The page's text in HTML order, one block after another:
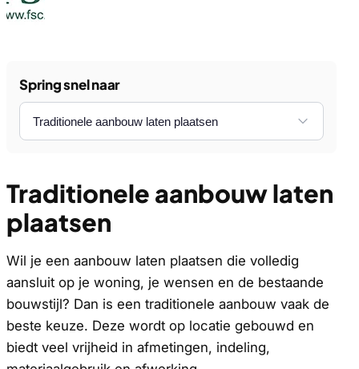
Spring snel naar
Traditionele aanbouw laten
plaatsen
Wil je een aanbouw laten plaatsen die volledig
aansluit op je woning, je wensen en de bestaande
bouwstijl? Dan is een traditionele aanbouw vaak de
beste keuze. Deze wordt op locatie gebouwd en
biedt veel vrijheid in afmetingen, indeling,